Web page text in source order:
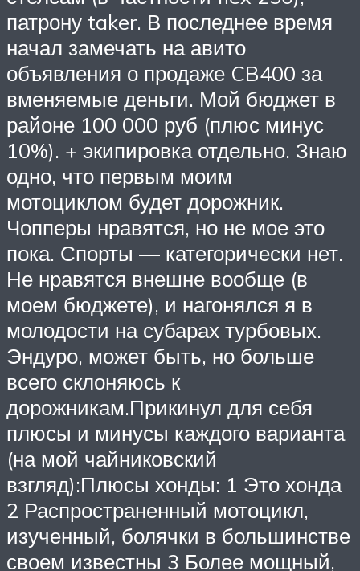
патрону taker. В последнее время
начал замечать на авито
объявления о продаже CB400 за
вменяемые деньги. Мой бюджет в
районе 100 000 руб (плюс минус
10%). + экипировка отдельно. Знаю
одно, что первым моим
мотоциклом будет дорожник.
Чопперы нравятся, но не мое это
пока. Спорты — категорически нет.
Не нравятся внешне вообще (в
моем бюджете), и нагонялся я в
молодости на субарах турбовых.
Эндуро, может быть, но больше
всего склоняюсь к
дорожникам.Прикинул для себя
плюсы и минусы каждого варианта
(на мой чайниковский
взгляд):Плюсы хонды: 1 Это хонда
2 Распространенный мотоцикл,
изученный, болячки в большинстве
своем известны 3 Более мощный,